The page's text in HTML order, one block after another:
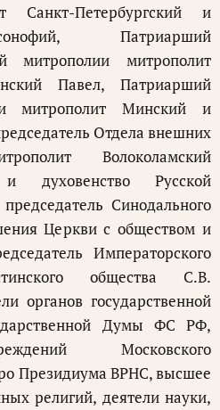
Санкт-Петербургский и
Патриарший
митрополии митрополит
Павел, Патриарший
митрополит Минский и
Отдела внешних
Волоколамский
духовенство Русской
Синодального
Церкви с обществом и
Императорского
общества С.В.
органов государственной
Думы ФС РФ,
Московского
Президиума ВРНС, высшее
религий, деятели науки,